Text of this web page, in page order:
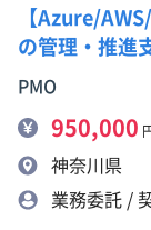
【Azure/
の管理・推進
PMO
950,000
神奈川県
業務委託 /